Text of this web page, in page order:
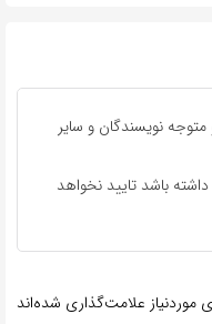
نویسندگان و سایر
باشد تایید نخواهد
علامت‌گذاری شده‌اند